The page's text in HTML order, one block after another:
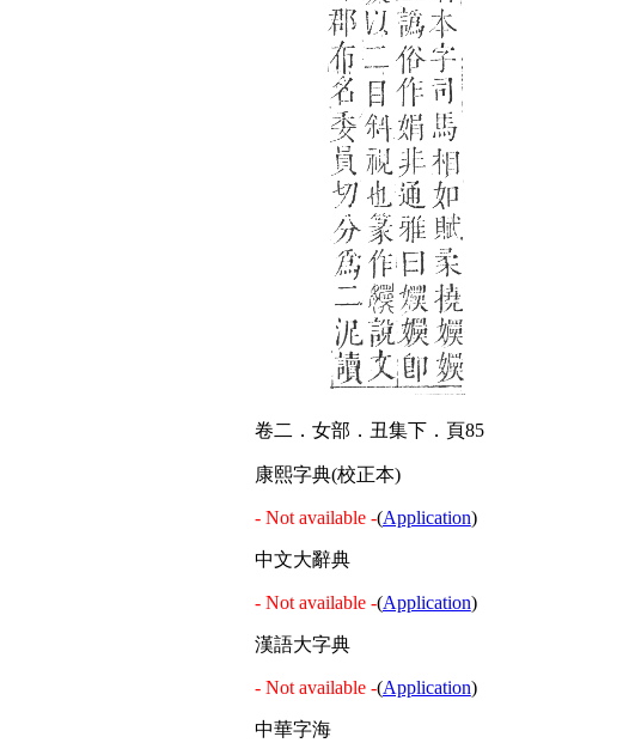
卷二．女部．丑集下．頁85
康熙字典(校正本)
- Not available -(Application)
中文大辭典
- Not available -(Application)
漢語大字典
- Not available -(Application)
中華字海